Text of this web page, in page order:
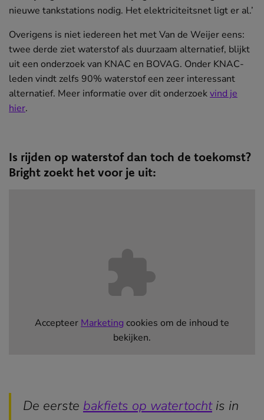
nieuwe tankstations nodig. Het elektriciteitsnet ligt er al.’
Overigens is niet iedereen het met Van de Weijer eens:
twee derde ziet waterstof als duurzaam alternatief, blijkt
uit een onderzoek van KNAC en BOVAG. Onder KNAC-
leden vindt zelfs 90% waterstof een zeer interessant
alternatief. Meer informatie over dit onderzoekvind je
hier(opent
venster)
.
Is rijden op waterstof dan toch de toekomst?
Bright zoekt het voor je uit:
Accepteer Marketing cookies om de inhoud te
bekijken.
De eerste bakfiets op watertocht(opent
is in